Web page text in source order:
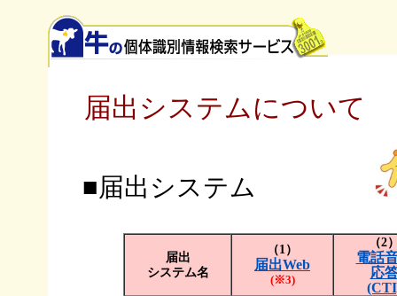
届出システムについて
■届出システム
届出
システム名
（1）
届出Web
(※3)
（2
電話
応